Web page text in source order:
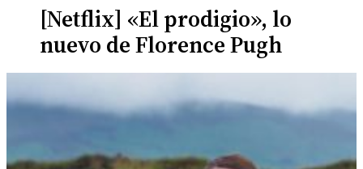
[Netflix] «El prodigio», lo
nuevo de Florence Pugh